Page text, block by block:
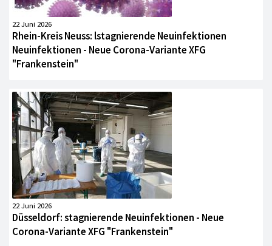
22 Juni 2026
Rhein-Kreis Neuss: lstagnierende Neuinfektionen
Neuinfektionen - Neue Corona-Variante XFG
"Frankenstein"
22 Juni 2026
Düsseldorf: stagnierende Neuinfektionen - Neue
Corona-Variante XFG "Frankenstein"